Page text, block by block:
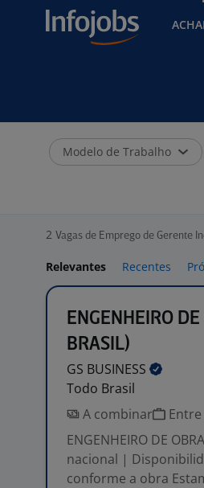
Modelo de Trabalho
2 Vagas de Emprego de Gerente
Relevantes Recentes
ENGENHEIRO DE
BRASIL)
GS BUSINESS
Todo Brasil
A combinar
ENGENHEIRO DE
nacional |
conforme a obra